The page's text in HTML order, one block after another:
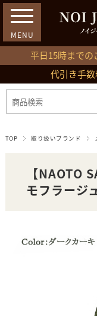
平日15時まで
代引き手
ログイン
TOP 取り扱いブランド
【NAOTO
モフラー